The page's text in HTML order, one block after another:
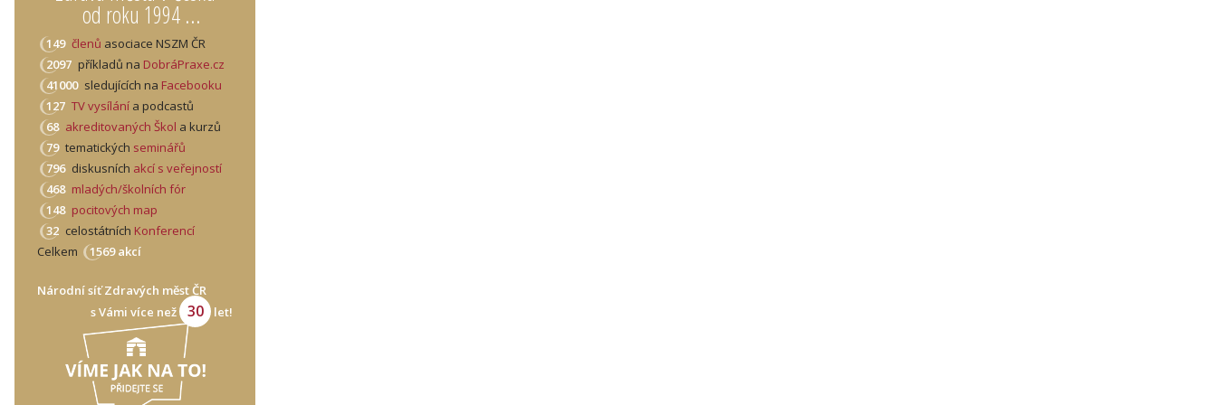
od roku 1994 ...
149 členů asociace NSZM ČR
2097 příkladů na DobráPraxe.cz
41000 sledujících na Facebooku
127 TV vysílání a podcastů
68 akreditovaných Škol a kurzů
79 tematických seminářů
796 diskusních akcí s veřejností
468 mladých/školních fór
148 pocitových map
32 celostátních Konferencí
Celkem
1569 akcí
Národní síť Zdravých měst ČR
s Vámi více než
30 let!